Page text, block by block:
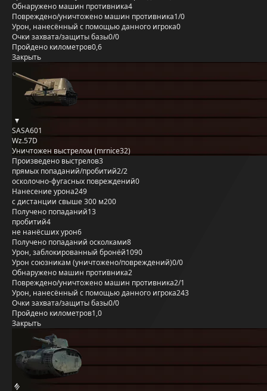
Обнаружено машин противника4
Повреждено/уничтожено машин противника1/0
Урон, нанесённый с помощью данного игрока0
Очки захвата/защиты базы0/0
Пройдено километров0,6
Закрыть
SASA601
Wz.57D
Уничтожен выстрелом (mrnice32)
Произведено выстрелов3
прямых попаданий/пробитий2/2
осколочно-фугасных повреждений0
Нанесение урона249
с дистанции свыше 300 м200
Получено попаданий13
пробитий4
не нанёсших урон6
Получено попаданий осколками8
Урон, заблокированный бронёй1090
Урон союзникам (уничтожено/повреждений)0/0
Обнаружено машин противника2
Повреждено/уничтожено машин противника2/1
Урон, нанесённый с помощью данного игрока243
Очки захвата/защиты базы0/0
Пройдено километров1,0
Закрыть